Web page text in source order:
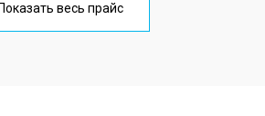
от 2400 ₽
Показать весь прайс